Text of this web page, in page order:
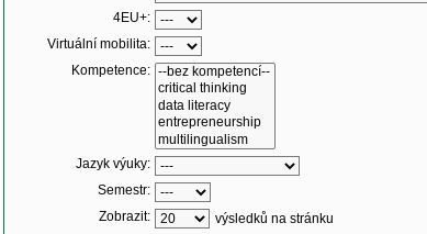
4EU+:
Virtuální mobilita:
Kompetence:
Jazyk výuky:
Semestr:
Zobrazit:
výsledků na stránku